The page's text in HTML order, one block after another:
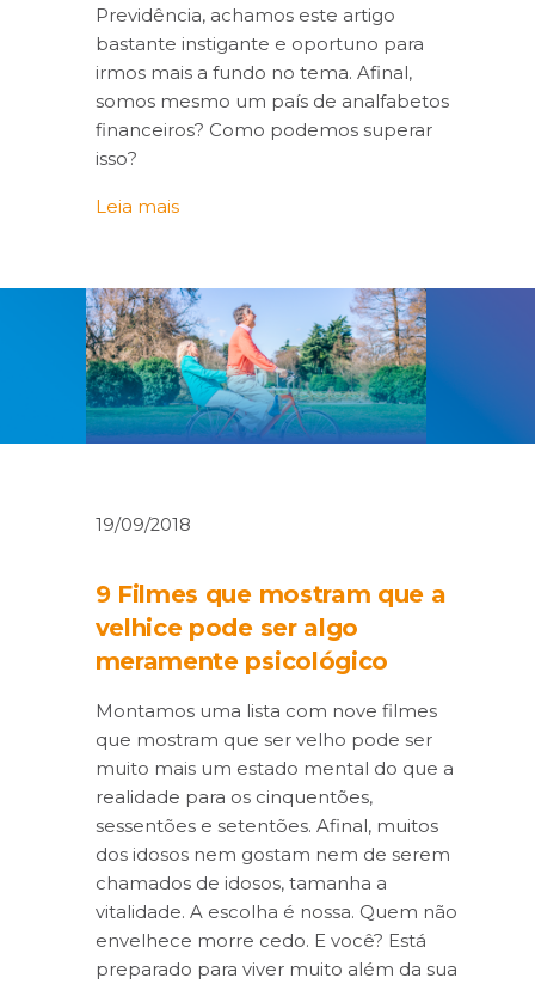
Previdência, achamos este artigo
bastante instigante e oportuno para
irmos mais a fundo no tema. Afinal,
somos mesmo um país de analfabetos
financeiros? Como podemos superar
isso?
Leia mais
19/09/2018
9 Filmes que mostram que a
velhice pode ser algo
meramente psicológico
Montamos uma lista com nove filmes
que mostram que ser velho pode ser
muito mais um estado mental do que a
realidade para os cinquentões,
sessentões e setentões. Afinal, muitos
dos idosos nem gostam nem de serem
chamados de idosos, tamanha a
vitalidade. A escolha é nossa. Quem não
envelhece morre cedo. E você? Está
preparado para viver muito além da sua